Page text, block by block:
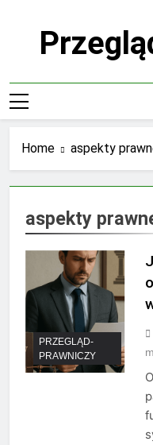
Home aspekty
aspekty
PRZEGLĄD-
PRAWNICZY